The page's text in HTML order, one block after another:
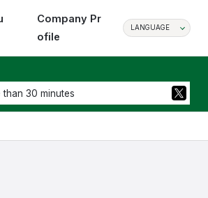
Company Pr
ofile
LANGUAGE
30 minutes